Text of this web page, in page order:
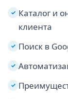
✓ Каталог и
клиента
✓ Поиск в
✓
✓